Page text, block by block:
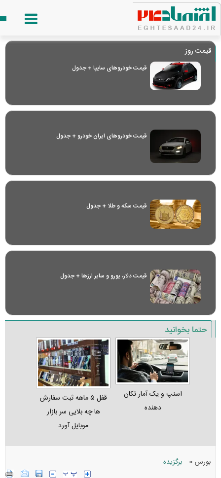
قیمت روز
قیمت خودرو‌های سایپا + جدول
قیمت خودرو‌های ایران خودرو + جدول
قیمت سکه و طلا + جدول
قیمت دلار، یورو و سایر ارز‌ها + جدول
حتما بخوانید
اسنپ و یک آمار تکان‌
دهنده
قفل ۵ ماهه ثبت‌ سفارش‌
ها چه بلایی سر بازار
موبایل آورد
بورس » برگزیده